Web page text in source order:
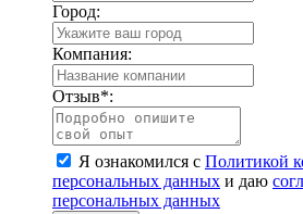
Город:
Компания:
Отзыв*:
Я ознакомился с Политикой
персональных данных и даю
персональных данных